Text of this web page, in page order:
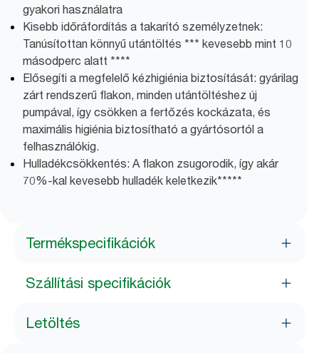
gyakori használatra
Kisebb időráfordítás a takarító személyzetnek:
Tanúsítottan könnyű utántöltés *** kevesebb mint 10
másodperc alatt ****
Elősegíti a megfelelő kézhigiénia biztosítását: gyárilag
zárt rendszerű flakon, minden utántöltéshez új
pumpával, így csökken a fertőzés kockázata, és
maximális higiénia biztosítható a gyártósortól a
felhasználókig.
Hulladékcsökkentés: A flakon zsugorodik, így akár
70%-kal kevesebb hulladék keletkezik*****
Termékspecifikációk
Szállítási specifikációk
Letöltés